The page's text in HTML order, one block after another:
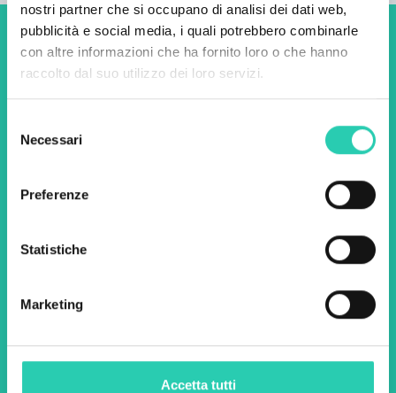
nostri partner che si occupano di analisi dei dati web,
pubblicità e social media, i quali potrebbero combinarle
con altre informazioni che ha fornito loro o che hanno
raccolto dal suo utilizzo dei loro servizi.
delNecessari
Preferenze
Statistiche
Marketing
Accetta tutti
Non perderti i prossimi
eventi! Iscriviti alla
scoprire tutte le nostre
Email *
l'archiviazione e la gestione dei dati su questo
Privacy policy